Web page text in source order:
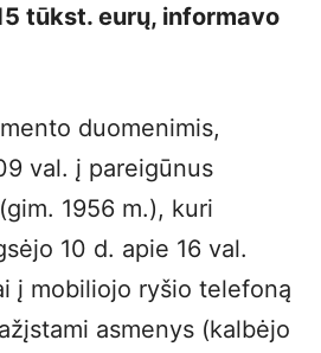
tūkst. eurų, informavo
duomenimis,
val. į pareigūnus
1956 m.), kuri
10 d. apie 16 val.
į mobiliojo ryšio telefoną
asmenys (kalbėjo